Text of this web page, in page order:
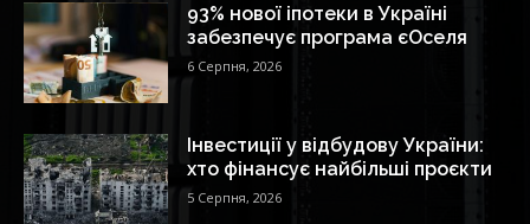
93% нової іпотеки в Україні
забезпечує програма єОселя
6 Серпня, 2026
Інвестиції у відбудову України:
хто фінансує найбільші проєкти
5 Серпня, 2026